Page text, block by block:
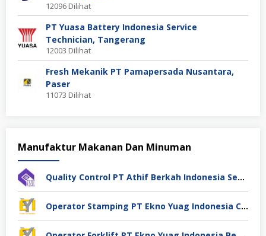
12096 Dilihat
PT Yuasa Battery Indonesia Service
Technician, Tangerang
12003 Dilihat
Fresh Mekanik PT Pamapersada Nusantara,
Paser
11073 Dilihat
Manufaktur Makanan Dan Minuman
Quality Control PT Athif Berkah Indonesia Semarang
Operator Stamping PT Ekno Yuag Indonesia Cikarang